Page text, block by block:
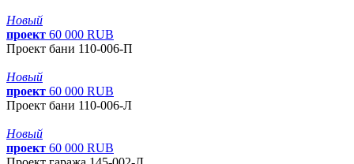
Новый
проект 60 000 RUB
Проект бани 110-006-П
Новый
проект 60 000 RUB
Проект бани 110-006-Л
Новый
проект 60 000 RUB